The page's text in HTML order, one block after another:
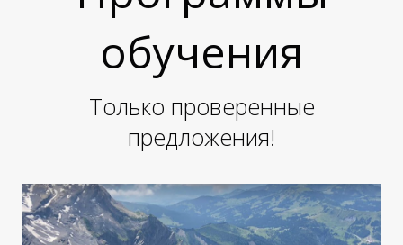
Е
обучения
Только проверенные
предложения!